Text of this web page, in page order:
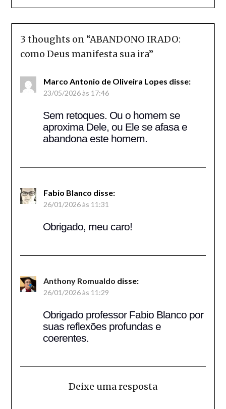
3 thoughts on “ABANDONO IRADO:
como Deus manifesta sua ira”
Marco Antonio de Oliveira Lopes disse:
23/05/2026 às 17:46
Sem retoques. Ou o homem se
aproxima Dele, ou Ele se afasa e
abandona este homem.
Fabio Blanco disse:
26/01/2026 às 11:31
Obrigado, meu caro!
Anthony Romualdo disse:
26/01/2026 às 11:29
Obrigado professor Fabio Blanco por
suas reflexões profundas e
coerentes.
Deixe uma resposta